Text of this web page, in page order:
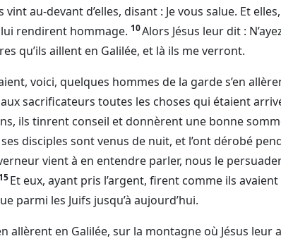
vint au-devant d’elles, disant : Je vous salue. Et
rendirent hommage. 10Alors Jésus leur dit :
qu’ils aillent en Galilée, et là ils me verront.
voici, quelques hommes de la garde s’en
sacrificateurs toutes les choses qui étaient
ils tinrent conseil et donnèrent une bonne
disciples sont venus de nuit, et l’ont dérobé
vient à en entendre parler, nous le
15Et eux, ayant pris l’argent, firent comme ils
parmi les Juifs jusqu’à aujourd’hui.
allèrent en Galilée, sur la montagne où Jésus leur